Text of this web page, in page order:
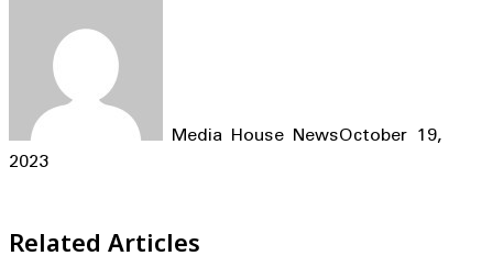
Media House NewsOctober 19,
2023
Related Articles